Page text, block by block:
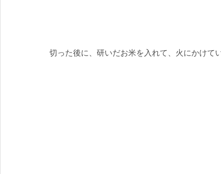
切った後に、研いだお米を入れて、火にかけて